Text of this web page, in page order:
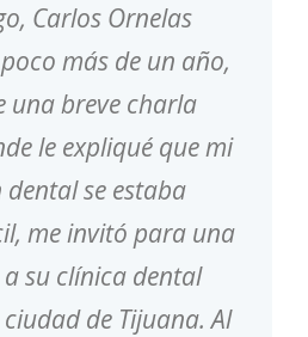
Carlos Ornelas
más de un año,
una breve charla
le expliqué que mi
se estaba
me invitó para una
su clínica dental
de Tijuana. Al